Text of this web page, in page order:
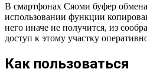
В смартфонах Сяоми буфер
использовании функции
него иначе не получится, из
доступ к этому участку
Как пользоваться